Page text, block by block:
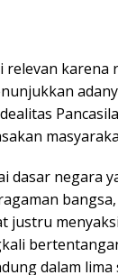
relevan karena
dasar negara
justru
dalam lima